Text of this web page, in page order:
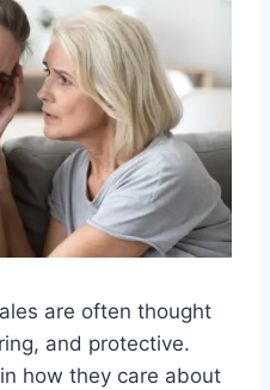
are often thought
and protective.
how they care about